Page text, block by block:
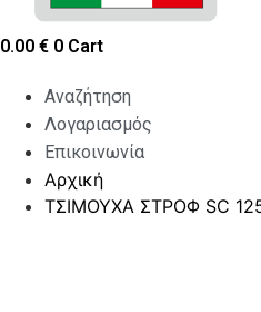
0.00 € 0 Cart
Αναζήτηση
Λογαριασμός
Επικοινωνία
Αρχική
ΤΣΙΜΟΥΧΑ ΣΤΡΟΦ SC